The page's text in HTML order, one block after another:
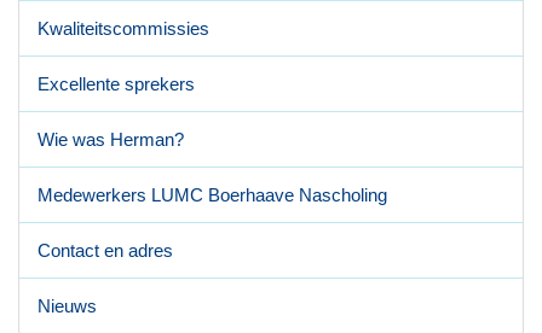
Kwaliteitscommissies
Excellente sprekers
Wie was Herman?
Medewerkers LUMC Boerhaave Nascholing
Contact en adres
Nieuws